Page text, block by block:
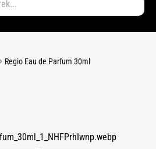
Regio Eau de Parfum 30ml